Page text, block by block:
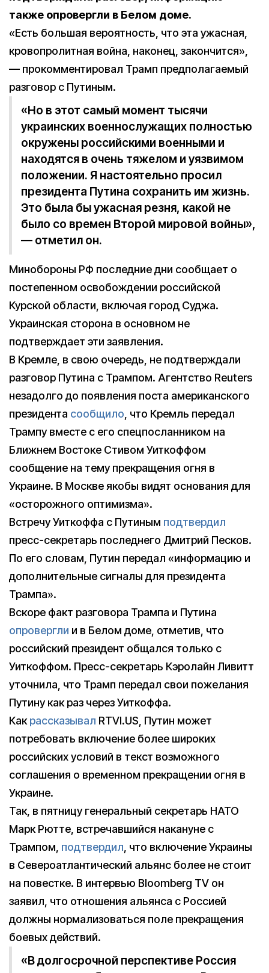
также опровергли в Белом доме.
«Есть большая вероятность, что эта ужасная,
кровопролитная война, наконец, закончится»,
— прокомментировал Трамп предполагаемый
разговор с Путиным.
«Но в этот самый момент тысячи
украинских военнослужащих полностью
окружены российскими военными и
находятся в очень тяжелом и уязвимом
положении. Я настоятельно просил
президента Путина сохранить им жизнь.
Это была бы ужасная резня, какой не
было со времен Второй мировой войны»,
— отметил он.
Минобороны РФ последние дни сообщает о
постепенном освобождении российской
Курской области, включая город Суджа.
Украинская сторона в основном не
подтверждает эти заявления.
В Кремле, в свою очередь, не подтверждали
разговор Путина с Трампом. Агентство Reuters
незадолго до появления поста американского
президента сообщило, что Кремль передал
Трампу вместе с его спецпосланником на
Ближнем Востоке Стивом Уиткоффом
сообщение на тему прекращения огня в
Украине. В Москве якобы видят основания для
«осторожного оптимизма».
Встречу Уиткоффа с Путиным подтвердил
пресс-секретарь последнего Дмитрий Песков.
По его словам, Путин передал «информацию и
дополнительные сигналы для президента
Трампа».
Вскоре факт разговора Трампа и Путина
опровергли и в Белом доме, отметив, что
российский президент общался только с
Уиткоффом. Пресс-секретарь Кэролайн Ливитт
уточнила, что Трамп передал свои пожелания
Путину как раз через Уиткоффа.
Какрассказывал RTVI.US, Путин может
потребовать включение более широких
российских условий в текст возможного
соглашения о временном прекращении огня в
Украине.
Так, в пятницу генеральный секретарь НАТО
Марк Рютте, встречавшийся накануне с
Трампом, подтвердил, что включение Украины
в Североатлантический альянс более не стоит
на повестке. В интервью Bloomberg TV он
заявил, что отношения альянса с Россией
должны нормализоваться поле прекращения
боевых действий.
«В долгосрочной перспективе Россия